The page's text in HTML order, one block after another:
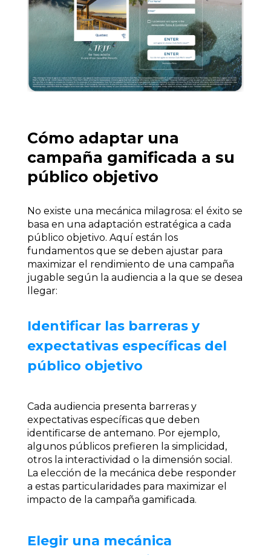
Cómo adaptar una
campaña gamificada a su
público objetivo
No existe una mecánica milagrosa: el éxito se
basa en una adaptación estratégica a cada
público objetivo. Aquí están los
fundamentos que se deben ajustar para
maximizar el rendimiento de una campaña
jugable según la audiencia a la que se desea
llegar:
Identificar las barreras y
expectativas específicas del
público objetivo
Cada audiencia presenta barreras y
expectativas específicas que deben
identificarse de antemano. Por ejemplo,
algunos públicos prefieren la simplicidad,
otros la interactividad o la dimensión social.
La elección de la mecánica debe responder
a estas particularidades para maximizar el
impacto de la campaña gamificada.
Elegir una mecánica